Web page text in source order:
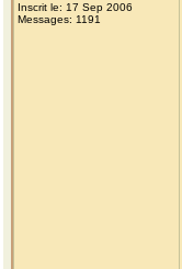
Inscrit le: 17 Sep 2006
Messages: 1191